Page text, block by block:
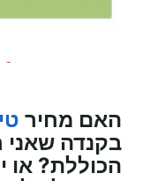
האם מחיר
בקנדה שאני
הכוללת? או